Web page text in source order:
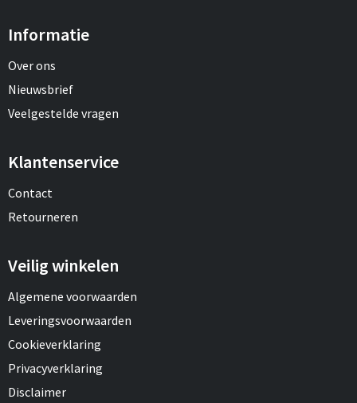
Informatie
Over ons
Nieuwsbrief
Veelgestelde vragen
Klantenservice
Contact
Retourneren
Veilig winkelen
Algemene voorwaarden
Leveringsvoorwaarden
Cookieverklaring
Privacyverklaring
Disclaimer